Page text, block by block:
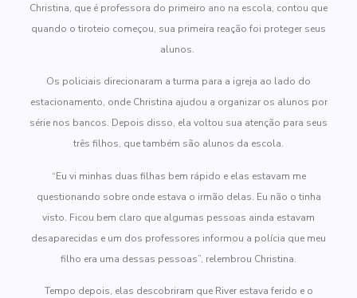
Christina, que é professora do primeiro ano na escola, contou que
quando o tiroteio começou, sua primeira reação foi proteger seus
alunos.
Os policiais direcionaram a turma para a igreja ao lado do
estacionamento, onde Christina ajudou a organizar os alunos por
série nos bancos. Depois disso, ela voltou sua atenção para seus
três filhos, que também são alunos da escola.
“Eu vi minhas duas filhas bem rápido e elas estavam me
questionando sobre onde estava o irmão delas. Eu não o tinha
visto. Ficou bem claro que algumas pessoas ainda estavam
desaparecidas e um dos professores informou a polícia que meu
filho era uma dessas pessoas”, relembrou Christina.
Tempo depois, elas descobriram que River estava ferido e o